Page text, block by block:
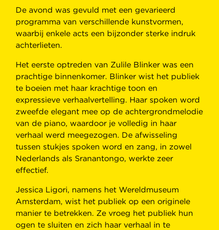
De avond was gevuld met een gevarieerd
programma van verschillende kunstvormen,
waarbij enkele acts een bijzonder sterke indruk
achterlieten.
Het eerste optreden van Zulile Blinker was een
prachtige binnenkomer. Blinker wist het publiek
te boeien met haar krachtige toon en
expressieve verhaalvertelling. Haar spoken word
zweefde elegant mee op de achtergrondmelodie
van de piano, waardoor je volledig in haar
verhaal werd meegezogen. De afwisseling
tussen stukjes spoken word en zang, in zowel
Nederlands als Sranantongo, werkte zeer
effectief.
Jessica Ligori, namens het Wereldmuseum
Amsterdam, wist het publiek op een originele
manier te betrekken. Ze vroeg het publiek hun
ogen te sluiten en zich haar verhaal in te